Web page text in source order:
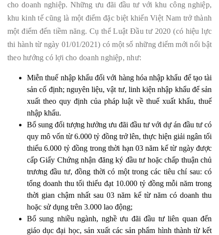
cho doanh nghiệp. Những ưu đãi đầu tư với khu công nghiệp,
khu kinh tế cũng là một điểm đặc biệt khiến Việt Nam trở thành
một điểm đến tiềm năng. Cụ thể Luật Đầu tư 2020 (có hiệu lực
thi hành từ ngày 01/01/2021) có một số những điểm mới nổi bật
theo hướng có lợi cho doanh nghiệp, như:
Miễn thuế nhập khẩu đối với hàng hóa nhập khẩu để tạo tài
sản cố định; nguyên liệu, vật tư, linh kiện nhập khẩu để sản
xuất theo quy định của pháp luật về thuế xuất khẩu, thuế
nhập khẩu.
Bổ sung đối tượng hưởng ưu đãi đầu tư với dự án đầu tư có
quy mô vốn từ 6.000 tỷ đồng trở lên, thực hiện giải ngân tối
thiểu 6.000 tỷ đồng trong thời hạn 03 năm kể từ ngày được
cấp Giấy Chứng nhận đăng ký đầu tư hoặc chấp thuận chủ
trương đầu tư, đồng thời có một trong các tiêu chí sau: có
tổng doanh thu tối thiểu đạt 10.000 tỷ đồng mỗi năm trong
thời gian chậm nhất sau 03 năm kể từ năm có doanh thu
hoặc sử dụng trên 3.000 lao động;
Bổ sung nhiều ngành, nghề ưu đãi đầu tư liên quan đến
giáo dục đại học, sản xuất các sản phẩm hình thành từ kết